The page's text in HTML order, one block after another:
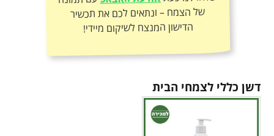
הדישון המנצח לשיקום מיידי!
דשן כללי לצמחי הבית